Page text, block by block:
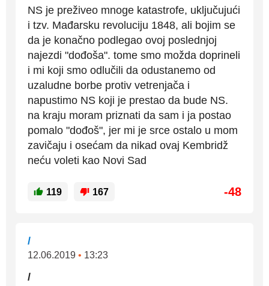
NS je preživeo mnoge katastrofe, uključujući
i tzv. Mađarsku revoluciju 1848, ali bojim se
da je konačno podlegao ovoj poslednjoj
najezdi "dođoša". tome smo možda doprineli
i mi koji smo odlučili da odustanemo od
uzaludne borbe protiv vetrenjača i
napustimo NS koji je prestao da bude NS.
na kraju moram priznati da sam i ja postao
pomalo "dođoš", jer mi je srce ostalo u mom
zavičaju i osećam da nikad ovaj Kembridž
neću voleti kao Novi Sad
119 167 -48
/
12.06.2019 • 13:23
/